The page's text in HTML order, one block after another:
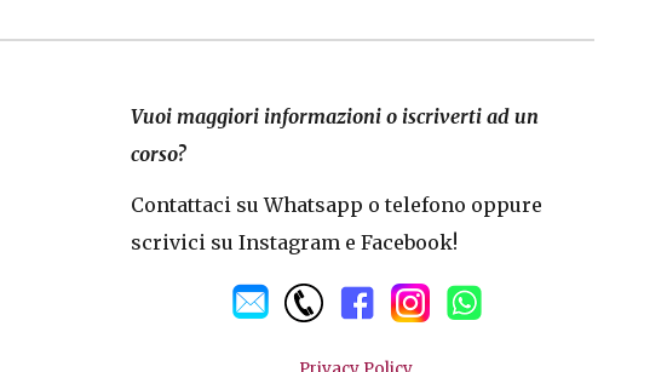
Vuoi maggiori informazioni o iscriverti ad un
corso?
Contattaci su Whatsapp o telefono oppure
scrivici su Instagram e Facebook!